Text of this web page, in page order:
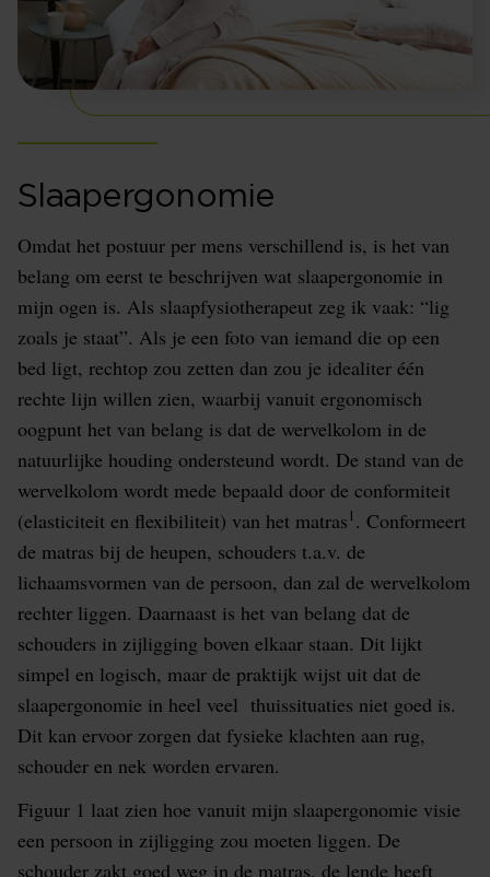
Slaapergonomie
Omdat het postuur per mens verschillend is, is het van
belang om eerst te beschrijven wat slaapergonomie in
mijn ogen is. Als slaapfysiotherapeut zeg ik vaak: “lig
zoals je staat”. Als je een foto van iemand die op een
bed ligt, rechtop zou zetten dan zou je idealiter één
rechte lijn willen zien, waarbij vanuit ergonomisch
oogpunt het van belang is dat de wervelkolom in de
natuurlijke houding ondersteund wordt. De stand van de
wervelkolom wordt mede bepaald door de conformiteit
(elasticiteit en flexibiliteit) van het matras1. Conformeert
de matras bij de heupen, schouders t.a.v. de
lichaamsvormen van de persoon, dan zal de wervelkolom
rechter liggen. Daarnaast is het van belang dat de
schouders in zijligging boven elkaar staan. Dit lijkt
simpel en logisch, maar de praktijk wijst uit dat de
slaapergonomie in heel veel thuissituaties niet goed is.
Dit kan ervoor zorgen dat fysieke klachten aan rug,
schouder en nek worden ervaren.
Figuur 1 laat zien hoe vanuit mijn slaapergonomie visie
een persoon in zijligging zou moeten liggen. De
schouder zakt goed weg in de matras, de lende heeft